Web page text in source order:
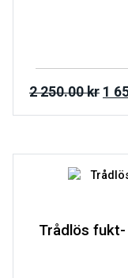
2 250.00kr 1
Trådlös